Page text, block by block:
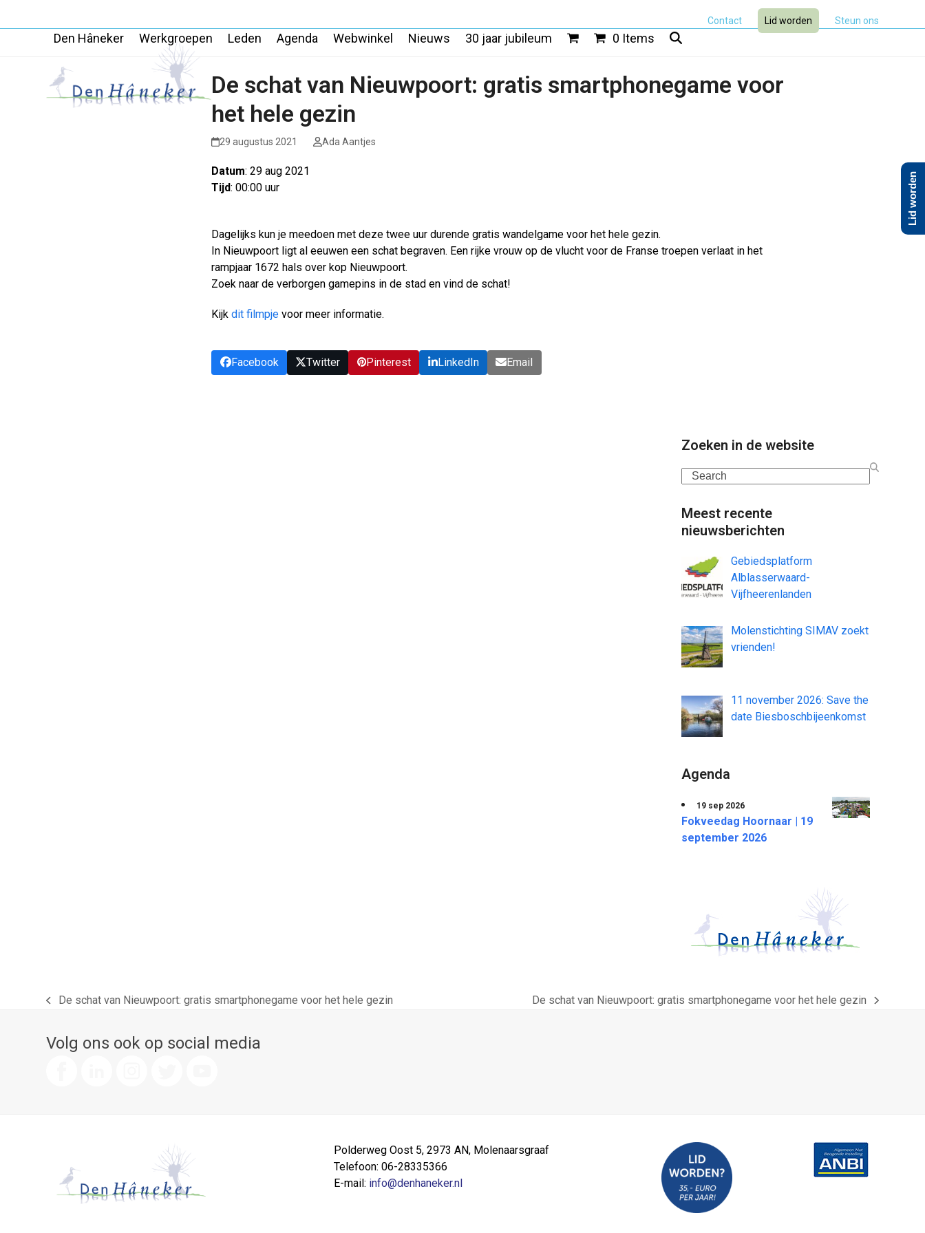
Contact Lid worden Steun ons
Den Hâneker Werkgroepen Leden Agenda Webwinkel Nieuws 30 jaar jubileum 0 Items
De schat van Nieuwpoort: gratis smartphonegame voor
het hele gezin
29 augustus 2021 Ada Aantjes
Datum: 29 aug 2021
Tijd: 00:00 uur
Dagelijks kun je meedoen met deze twee uur durende gratis wandelgame voor het hele gezin.
In Nieuwpoort ligt al eeuwen een schat begraven. Een rijke vrouw op de vlucht voor de Franse troepen verlaat in het
rampjaar 1672 hals over kop Nieuwpoort.
Zoek naar de verborgen gamepins in de stad en vind de schat!
Kijkdit filmpje voor meer informatie.
Facebook Twitter Pinterest LinkedIn Email
Zoeken in de website
Search
Meest recente
nieuwsberichten
Gebiedsplatform
Alblasserwaard-
Vijfheerenlanden
Molenstichting SIMAV zoekt
vrienden!
11 november 2026: Save the
date Biesboschbijeenkomst
Agenda
19 sep 2026
Fokveedag Hoornaar | 19
september 2026
previous
De schat van Nieuwpoort: gratis smartphonegame voor het hele gezin
next
De schat van Nieuwpoort: gratis smartphonegame voor het hele gezin
Volg ons ook op social media
Polderweg Oost 5, 2973 AN, Molenaarsgraaf
Telefoon: 06-28335366
E-mail: info@denhaneker.nl
Lid worden